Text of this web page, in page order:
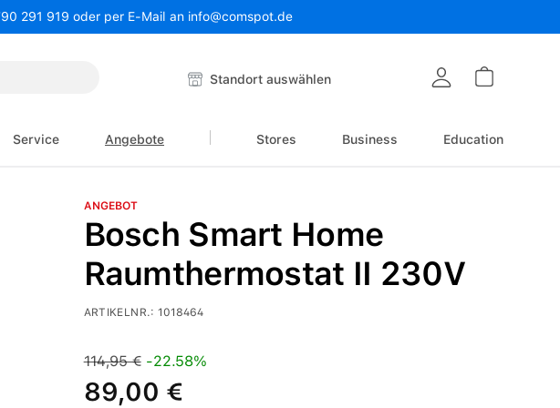
291 919 oder per E-Mail an info@comspot.de
Standort auswählen
Service Angebote Stores Business Education
ANGEBOT
Bosch Smart Home
Raumthermostat II 230V
ARTIKELNR.: 1018464
Verkaufspreis:
Regulärer Preis:
114,95 €-22.58%
89,00 €